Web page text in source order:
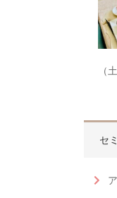
（
セ